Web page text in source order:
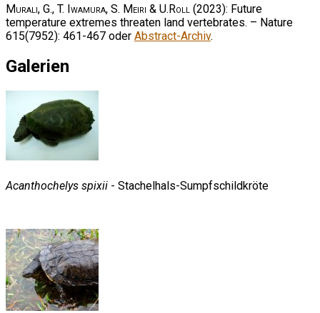
Murali, G., T. Iwamura, S. Meiri & U.Roll (2023): Future
temperature extremes threaten land vertebrates. – Nature
615(7952): 461-467 oder Abstract-Archiv.
Galerien
Acanthochelys spixii - Stachelhals-Sumpfschildkröte